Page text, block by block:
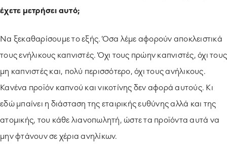
έχετε μετρήσει αυτό;
Να ξεκαθαρίσουμε το εξής. Όσα λέμε αφορούν αποκλειστικά
τους ενήλικους καπνιστές. Όχι τους πρώην καπνιστές, όχι τους
μη καπνιστές και, πολύ περισσότερο, όχι τους ανήλικους.
Κανένα προϊόν καπνού και νικοτίνης δεν αφορά αυτούς. Κι
εδώ μπαίνει η διάσταση της εταιρικής ευθύνης αλλά και της
ατομικής, του κάθε λιανοπωλητή, ώστε τα προϊόντα αυτά να
μην φτάνουν σε χέρια ανηλίκων.